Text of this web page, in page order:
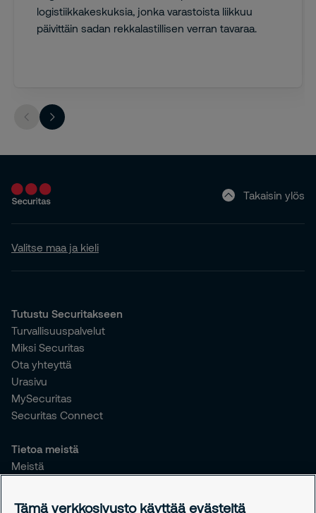
logistiikkakeskuksia, jonka varastoista liikkuu
päivittäin sadan rekkalastillisen verran tavaraa.
Takaisin ylös
Valitse maa ja kieli
Tutustu Securitakseen
Turvallisuuspalvelut
Miksi Securitas
Ota yhteyttä
Urasivu
MySecuritas
Securitas Connect
Tietoa meistä
Meistä
Tämä verkkosivusto käyttää evästeitä